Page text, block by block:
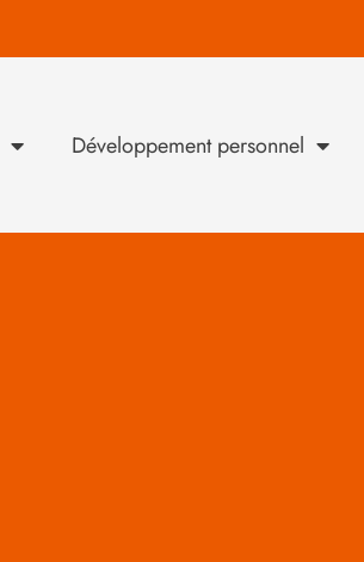
Développement personnel